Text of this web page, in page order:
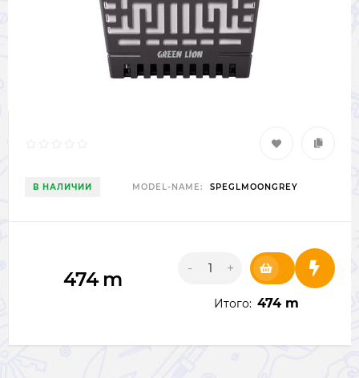
В НАЛИЧИИ MODEL-NAME: SPEGLMOONGREY
474 m - +
Итого: 474 m